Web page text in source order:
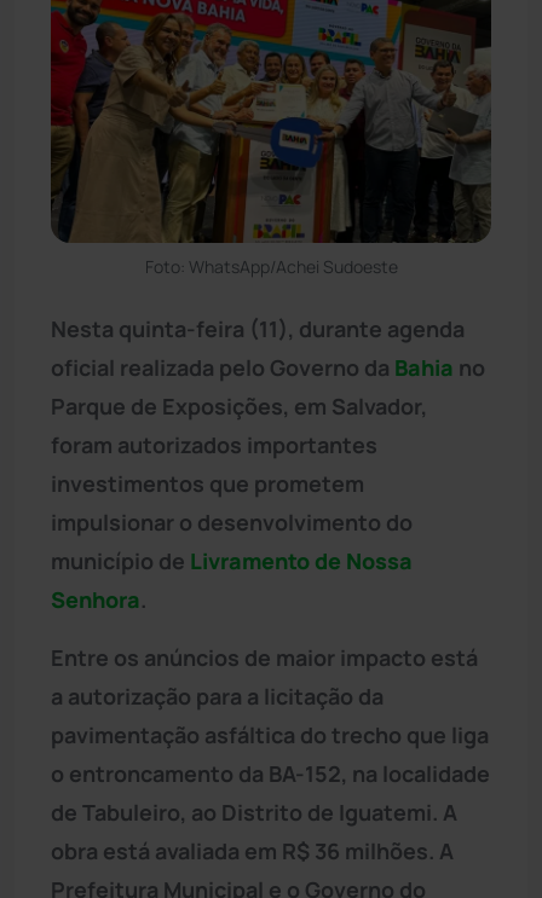
Foto: WhatsApp/Achei Sudoeste
Nesta quinta-feira (11), durante agenda
oficial realizada pelo Governo da Bahia no
Parque de Exposições, em Salvador,
foram autorizados importantes
investimentos que prometem
impulsionar o desenvolvimento do
município de Livramento de Nossa
Senhora.
Entre os anúncios de maior impacto está
a autorização para a licitação da
pavimentação asfáltica do trecho que liga
o entroncamento da BA-152, na localidade
de Tabuleiro, ao Distrito de Iguatemi. A
obra está avaliada em R$ 36 milhões. A
Prefeitura Municipal e o Governo do